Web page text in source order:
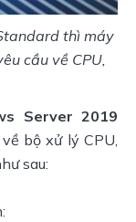
thì máy
cầu về CPU,
Server 2019
bộ xử lý CPU,
sau: